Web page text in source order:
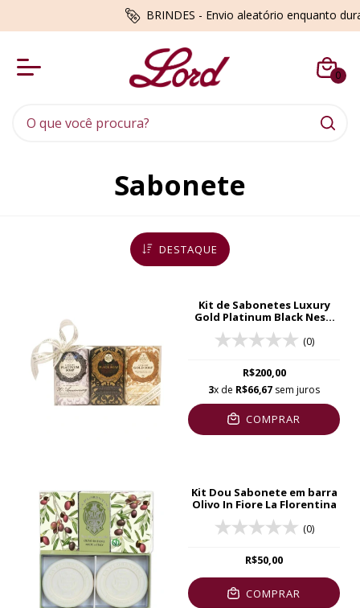
BRINDES - Envio aleatório enquanto
0
Sabonete
DESTAQUE
Kit de Sabonetes Luxury
Gold Platinum Black Nesti
Dante
(0)
R$200,00
3x de R$66,67 sem juros
COMPRAR
Kit Dou Sabonete em barra
Olivo In Fiore La Florentina
(0)
R$50,00
COMPRAR